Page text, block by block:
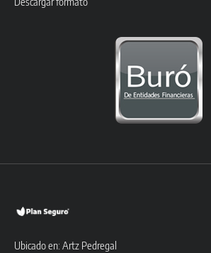
Ubicado en: Artz Pedregal